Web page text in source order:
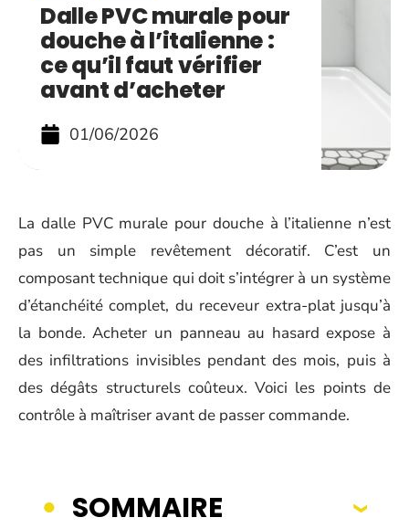
Dalle PVC murale pour
douche à l’italienne :
ce qu’il faut vérifier
avant d’acheter
01/06/2026
La dalle PVC murale pour douche à l’italienne n’est
pas un simple revêtement décoratif. C’est un
composant technique qui doit s’intégrer à un système
d’étanchéité complet, du receveur extra-plat jusqu’à
la bonde. Acheter un panneau au hasard expose à
des infiltrations invisibles pendant des mois, puis à
des dégâts structurels coûteux. Voici les points de
contrôle à maîtriser avant de passer commande.
SOMMAIRE